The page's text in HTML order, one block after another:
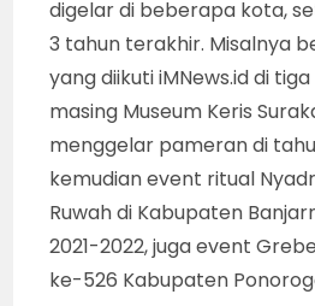
digelar di beberapa kota,
3 tahun terakhir. Misalnya
yang diikuti iMNews.id di
masing Museum Keris
menggelar pameran di
kemudian event ritual
Ruwah di Kabupaten
2021-2022, juga event
ke-526 Kabupaten